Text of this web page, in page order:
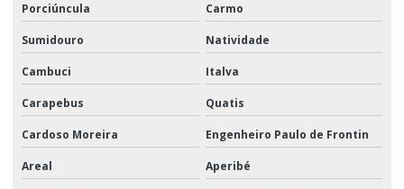
Porciúncula Carmo
Sumidouro Natividade
Cambuci Italva
Carapebus Quatis
Cardoso Moreira Engenheiro Paulo de Frontin
Areal Aperibé